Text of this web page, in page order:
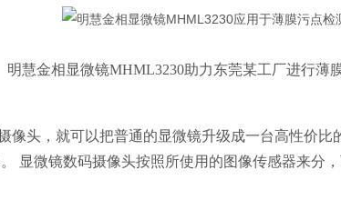
明慧金相显微镜MHML3230助力东莞某工厂进行薄
像头，就可以把普通的显微镜升级成一台高性价比
显微镜数码摄像头按照所使用的图像传感器来分